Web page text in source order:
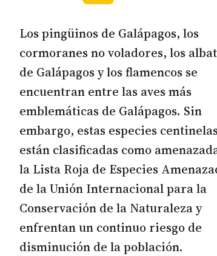
Los pingüinos de Galápagos, los
cormoranes no voladores, los
de Galápagos y los flamencos se
encuentran entre las aves más
emblemáticas de Galápagos. Sin
embargo, estas especies
están clasificadas como
la Lista Roja de Especies
de la Unión Internacional para la
Conservación de la Naturaleza y
enfrentan un continuo riesgo de
disminución de la población.